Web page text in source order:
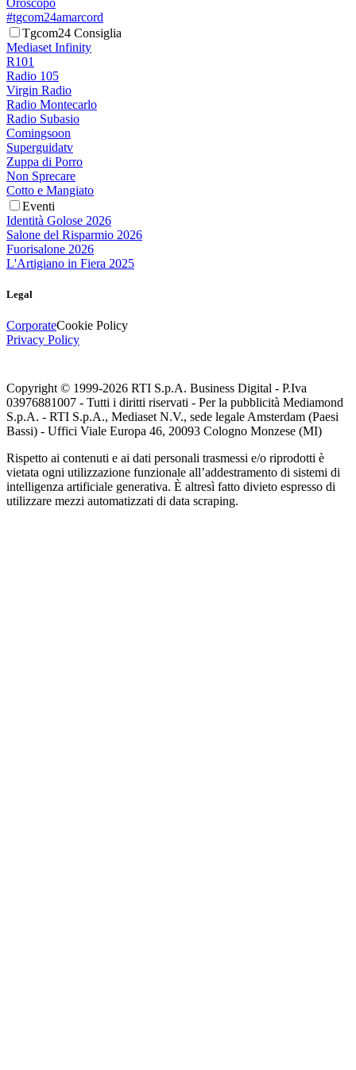
Oroscopo
#tgcom24amarcord
Tgcom24 Consiglia
Mediaset Infinity
R101
Radio 105
Virgin Radio
Radio Montecarlo
Radio Subasio
Comingsoon
Superguidatv
Zuppa di Porro
Non Sprecare
Cotto e Mangiato
Eventi
Identità Golose 2026
Salone del Risparmio 2026
Fuorisalone 2026
L'Artigiano in Fiera 2025
Legal
CorporateCookie Policy
Privacy Policy
Copyright © 1999-2026 RTI S.p.A. Business Digital - P.Iva
03976881007 - Tutti i diritti riservati - Per la pubblicità Mediamond
S.p.A. - RTI S.p.A., Mediaset N.V., sede legale Amsterdam (Paesi
Bassi) - Uffici Viale Europa 46, 20093 Cologno Monzese (MI)
Rispetto ai contenuti e ai dati personali trasmessi e/o riprodotti è
vietata ogni utilizzazione funzionale all’addestramento di sistemi di
intelligenza artificiale generativa. È altresì fatto divieto espresso di
utilizzare mezzi automatizzati di data scraping.